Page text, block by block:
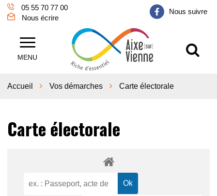
Gestion des traceurs
05 55 70 77 00
Nous écrire
Nous suivre
MENU Aixe sur Vienne
Accueil Vos démarches Carte électorale
Carte électorale